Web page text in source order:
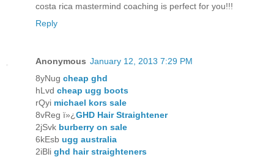
costa rica mastermind coaching is perfect for you!!!
Reply
Anonymous January 12, 2013 7:29 PM
8yNug cheap ghd
hLvd cheap ugg boots
rQyi michael kors sale
8vReg ï»¿GHD Hair Straightener
2jSvk burberry on sale
6kEsb ugg australia
2iBli ghd hair straighteners